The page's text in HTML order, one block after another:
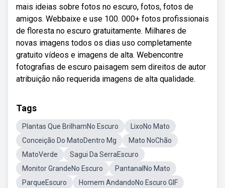
mais ideias sobre fotos no escuro, fotos, fotos de
amigos. Webbaixe e use 100. 000+ fotos profissionais
de floresta no escuro gratuitamente. Milhares de
novas imagens todos os dias uso completamente
gratuito vídeos e imagens de alta. Webencontre
fotografias de escuro paisagem sem direitos de autor
atribuição não requerida imagens de alta qualidade.
Tags
Plantas Que BrilhamNo Escuro
LixoNo Mato
Conceição Do MatoDentro Mg
Mato NoChão
MatoVerde
Sagui Da SerraEscuro
Monitor GrandeNo Escuro
PantanalNo Mato
ParqueEscuro
Homem AndandoNo Escuro GIF